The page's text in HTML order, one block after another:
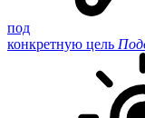
под
конкретную цель